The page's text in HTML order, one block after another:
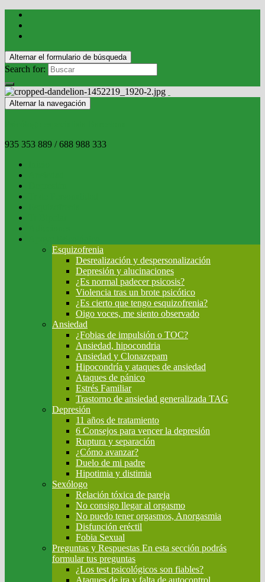
Alternar el formulario de búsqueda
Search for:
Alternar la navegación
935 353 889 / 688 988 333
Esquizofrenia
Desrealización y despersonalización
Depresión y alucinaciones
¿Es normal padecer psicosis?
Violencia tras un brote psicótico
¿Es cierto que tengo esquizofrenia?
Oigo voces, me siento observado
Ansiedad
¿Fobias de impulsión o TOC?
Ansiedad, hipocondria
Ansiedad y Clonazepam
Hipocondría y ataques de ansiedad
Ataques de pánico
Estrés Familiar
Trastorno de ansiedad generalizada TAG
Depresión
11 años de tratamiento
6 Consejos para vencer la depresión
Ruptura y separación
¿Cómo avanzar?
Duelo de mi padre
Hipotimia y distimia
Sexólogo
Relación tóxica de pareja
No consigo llegar al orgasmo
No puedo tener orgasmos, Anorgasmia
Disfunción eréctil
Fobia Sexual
Preguntas y Respuestas En esta sección podrás
formular tus preguntas
¿Los test psicológicos son fiables?
Ataques de ira y falta de autocontrol